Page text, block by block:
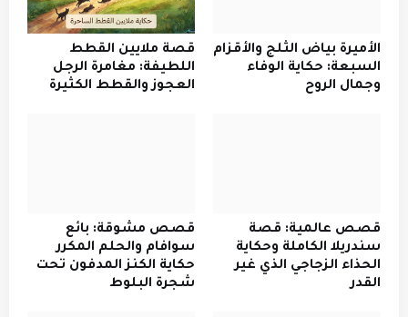
الأميرة بياض الثلج والأقزام
السبعة: حكاية الوفاء
وجمال الروح
قصة ملايين القطط
اللطيفة: مغامرة الرجل
العجوز والقطط الكثيرة
قصص عالمية: قصة
سندريلا الكاملة وحكاية
الحذاء الزجاجي الذي غير
القدر
قصص مشوقة: بائع
سوافام والحلم المكرر
حكاية الكنز المدفون تحت
شجرة البلوط